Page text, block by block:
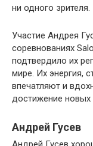
ни одного зрителя.
Участие Андрея
соревнованиях
подтвердило их
мире. Их энергия,
впечатляют и
достижение новых
Андрей Гусев